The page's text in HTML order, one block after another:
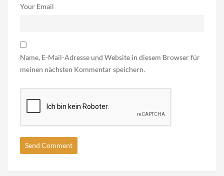
Your Email
Name, E-Mail-Adresse und Website in diesem Browser für
meinen nächsten Kommentar speichern.